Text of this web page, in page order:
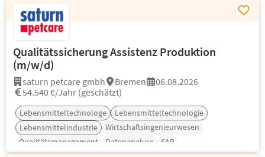
Qualitätssicherung Assistenz Produktion
(m/w/d)
saturn petcare gmbh Bremen
06.08.2026
54.540 €/Jahr (geschätzt)
Lebensmitteltechnologe
Lebensmitteltechnologie
Lebensmittelindustrie
Wirtschaftsingenieurwesen
Qualitätsmanagement
Datenanalyse SAP